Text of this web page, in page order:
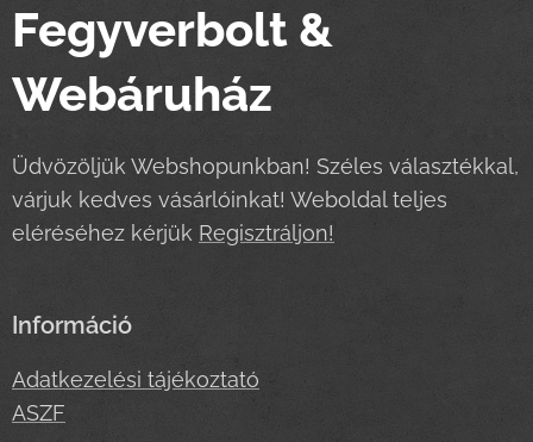
Fegyverbolt &
Webáruház
Üdvözöljük Webshopunkban! Széles választékkal,
várjuk kedves vásárlóinkat! Weboldal teljes
eléréséhez kérjük Regisztráljon!
Információ
Adatkezelési tájékoztató
ASZF